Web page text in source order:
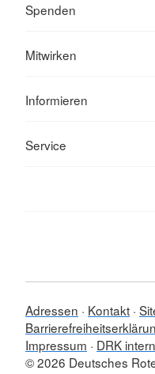
Spenden
Mitwirken
Informieren
Service
Adressen Kontakt
Impressum
DRK intern
© 2026 Deutsches